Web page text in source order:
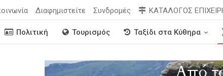
Διαφημιστείτε Συνδρομές ΚΑΤΑΛΟΓΟΣ
Πολιτική Τουρισμός Ταξίδι στα Κύθηρα